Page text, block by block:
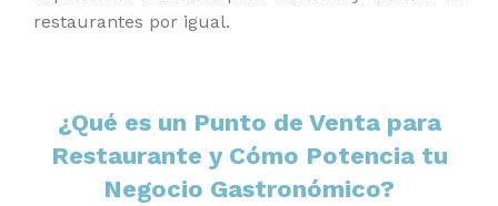
restaurantes por igual.
¿Qué es un Punto de Venta para
Restaurante y Cómo Potencia tu
Negocio Gastronómico?